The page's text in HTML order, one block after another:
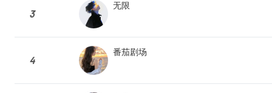
3
无限
4
番茄剧场